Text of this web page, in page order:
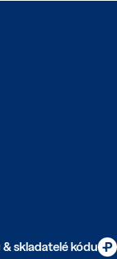
skladatelé kódu